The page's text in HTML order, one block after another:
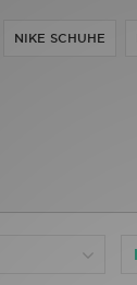
NIKE SCHUHE